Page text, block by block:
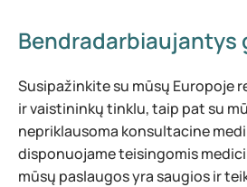
Bendradarbiaujantys
Susipažinkite su mūsų Europoje
ir vaistininkų tinklu, taip pat su
nepriklausoma konsultacine
disponuojame teisingomis
mūsų paslaugos yra saugios ir